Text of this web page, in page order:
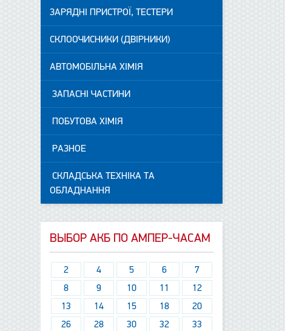
ЗАРЯДНІ ПРИСТРОЇ, ТЕСТЕРИ
СКЛООЧИСНИКИ (ДВІРНИКИ)
АВТОМОБІЛЬНА ХІМІЯ
ЗАПАСНІ ЧАСТИНИ
ПОБУТОВА ХІМІЯ
РАЗНОЕ
СКЛАДСЬКА ТЕХНІКА ТА
ОБЛАДНАННЯ
ВЫБОР АКБ ПО АМПЕР-ЧАСАМ
2 4 5 6
7
8
9 10 11
12
13
14 15 18
20
26
28 30 32
33